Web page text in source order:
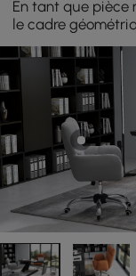
En tant que pièce
le cadre
côte à côte donne